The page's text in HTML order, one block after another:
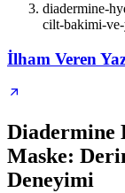
diadermine-
cilt-bakimi-
İlham Veren
Diadermine
Maske:
Deneyimi